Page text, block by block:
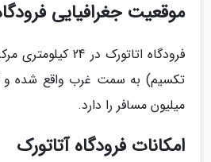
موقعیت جغرافیایی
فرودگاه اتاتورک در
تکسیم) به سمت غرب واقع شده و
میلیون مسافر را دارد.
امکانات فرودگاه آتاتورک